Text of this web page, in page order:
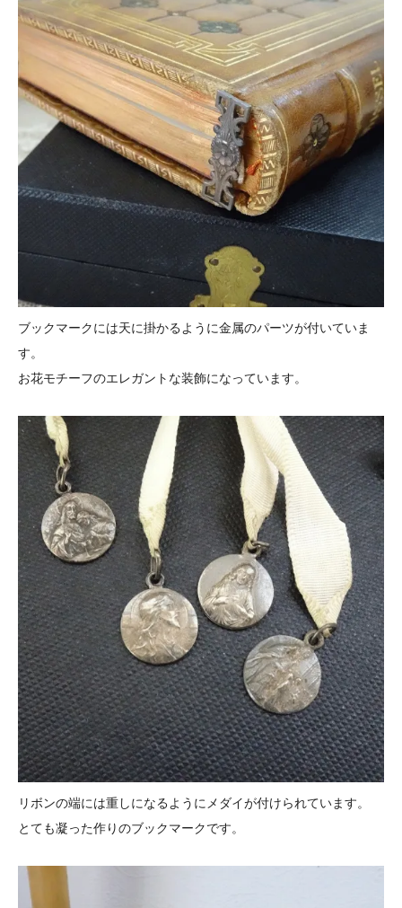
ブックマークには天に掛かるように金属のパーツが付いていま
す。
お花モチーフのエレガントな装飾になっています。
リボンの端には重しになるようにメダイが付けられています。
とても凝った作りのブックマークです。